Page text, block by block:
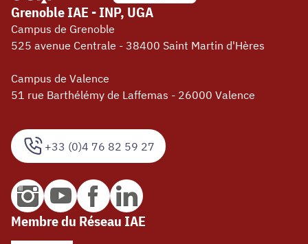
+33 (0)4 76 82 59 27
Grenoble IAE - INP, UGA
Campus de Grenoble
525 avenue Centrale - 38400 Saint Martin d'Hères
Campus de Valence
51 rue Barthélémy de Laffemas - 26000 Valence
Membre du Réseau IAE